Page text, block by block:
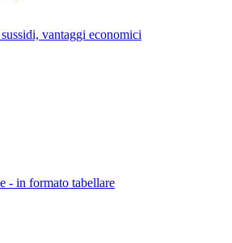
vantaggi economici
- in formato tabellare